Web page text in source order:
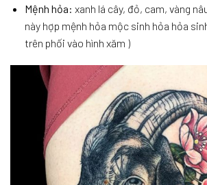
Mệnh hỏa: xanh lá cây, đỏ, cam, vàng
này hợp mệnh hỏa mộc sinh hỏa hỏa
trên phối vào hình xăm )